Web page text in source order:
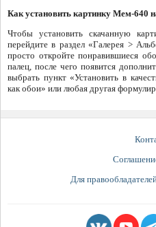
Как установить картинку Мем-640
Чтобы установить скачанную
перейдите в раздел «Галерея >
просто откройте понравившиеся
палец, после чего появится
выбрать пункт «Установить в
как обои» или любая другая
Для